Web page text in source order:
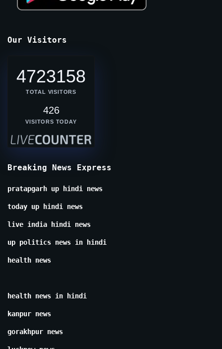
Our Visitors
4723158
TOTAL VISITORS
426
VISITORS TODAY
Breaking News Express
pratapgarh up hindi news
today up hindi news
live india hindi news
up politics news in hindi
health news
health news in hindi
kanpur news
gorakhpur news